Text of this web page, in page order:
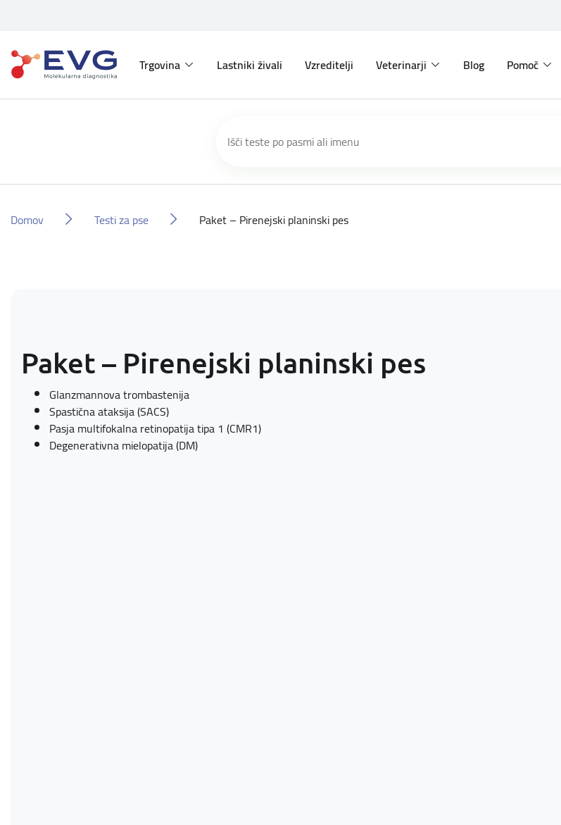
Trgovina Lastniki živali Vzreditelji Veterinarji Blog Pomoč
Domov Testi za pse Paket – Pirenejski planinski pes
Paket – Pirenejski planinski pes
Glanzmannova trombastenija
Spastična ataksija (SACS)
Pasja multifokalna retinopatija tipa 1 (CMR1)
Degenerativna mielopatija (DM)